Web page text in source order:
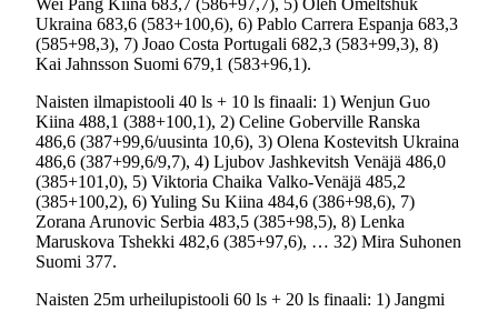
Wei Pang Kiina 683,7 (586+97,7), 5) Oleh Omeltshuk
Ukraina 683,6 (583+100,6), 6) Pablo Carrera Espanja 683,3
(585+98,3), 7) Joao Costa Portugali 682,3 (583+99,3), 8)
Kai Jahnsson Suomi 679,1 (583+96,1).
Naisten ilmapistooli 40 ls + 10 ls finaali: 1) Wenjun Guo
Kiina 488,1 (388+100,1), 2) Celine Goberville Ranska
486,6 (387+99,6/uusinta 10,6), 3) Olena Kostevitsh Ukraina
486,6 (387+99,6/9,7), 4) Ljubov Jashkevitsh Venäjä 486,0
(385+101,0), 5) Viktoria Chaika Valko-Venäjä 485,2
(385+100,2), 6) Yuling Su Kiina 484,6 (386+98,6), 7)
Zorana Arunovic Serbia 483,5 (385+98,5), 8) Lenka
Maruskova Tshekki 482,6 (385+97,6), … 32) Mira Suhonen
Suomi 377.
Naisten 25m urheilupistooli 60 ls + 20 ls finaali: 1) Jangmi